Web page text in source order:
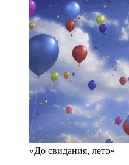
«До свидания, лето»